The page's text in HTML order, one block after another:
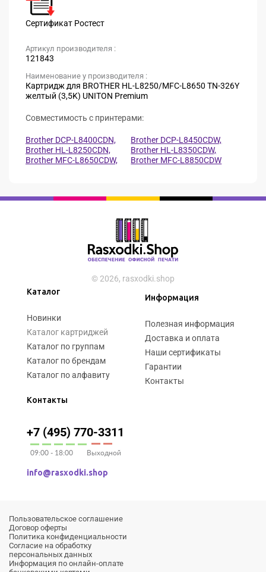
Сертификат Ростест
Артикул производителя :
121843
Наименование у производителя :
Картридж для BROTHER HL-L8250/MFC-L8650 TN-326Y
желтый (3,5K) UNITON Premium
Совместимость с принтерами:
Brother DCP-L8400CDN,
Brother DCP-L8450CDW,
Brother HL-L8250CDN,
Brother HL-L8350CDW,
Brother MFC-L8650CDW,
Brother MFC-L8850CDW
© 2026, rasxodki.shop
Каталог
Новинки
Каталог картриджей
Каталог по группам
Каталог по брендам
Каталог по алфавиту
Информация
Полезная информация
Доставка и оплата
Наши сертификаты
Гарантии
Контакты
Контакты
+7 (495) 770-3311
09:00 - 18:00 Выходной
info@rasxodki.shop
Пользовательское соглашение
Договор оферты
Политика конфиденциальности
Согласие на обработку
персональных данных
Информация по онлайн-оплате